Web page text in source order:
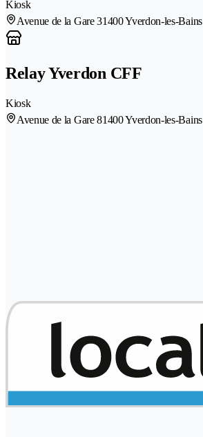
Kiosk
Avenue de la Gare 31400 Yverdon-les-Bains
Relay Yverdon CFF
Kiosk
Avenue de la Gare 81400 Yverdon-les-Bains